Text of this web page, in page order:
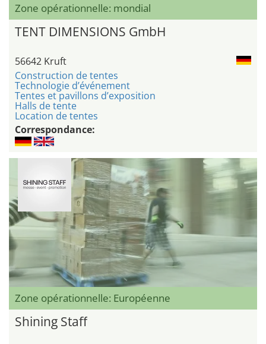
Zone opérationnelle: mondial
TENT DIMENSIONS GmbH
56642 Kruft
Construction de tentes
Technologie d’événement
Tentes et pavillons d’exposition
Halls de tente
Location de tentes
Correspondance:
Zone opérationnelle: Européenne
Shining Staff